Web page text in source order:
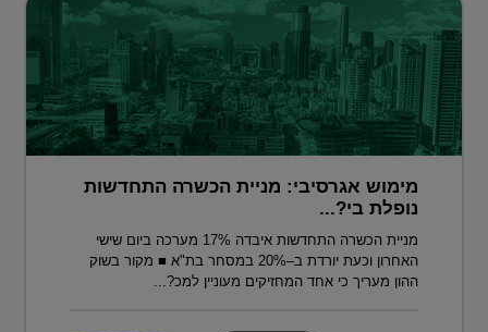
מימוש אגרסיבי: מניית הכשרה התחדשות
נופלת בי?...
מניית הכשרה התחדשות איבדה 17% מערכה ביום שישי
האחרון וכעת יורדת ב–20% במסחר בת"א ■ מקור בשוק
ההון מעריך כי אחד המחזיקים מעוניין למכ?...